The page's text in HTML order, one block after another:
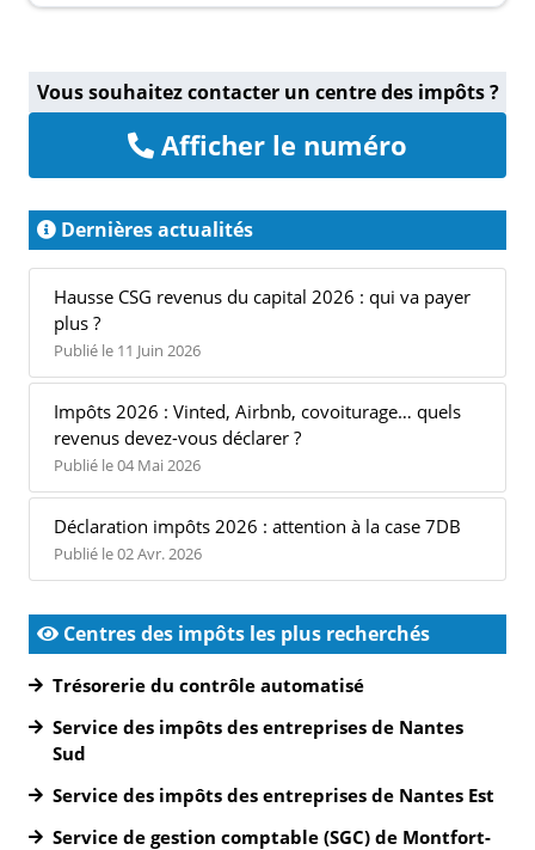
Vous souhaitez contacter un centre des impôts ?
Afficher le numéro
Dernières actualités
Hausse CSG revenus du capital 2026 : qui va payer
plus ?
Publié le 11 Juin 2026
Impôts 2026 : Vinted, Airbnb, covoiturage… quels
revenus devez-vous déclarer ?
Publié le 04 Mai 2026
Déclaration impôts 2026 : attention à la case 7DB
Publié le 02 Avr. 2026
Centres des impôts les plus recherchés
Trésorerie du contrôle automatisé
Service des impôts des entreprises de Nantes
Sud
Service des impôts des entreprises de Nantes Est
Service de gestion comptable (SGC) de Montfort-